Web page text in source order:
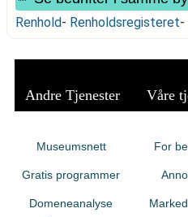
Renhold- Renholdsregisteret-
Andre Tjenester Våre
Museumsnett
Gratis programmer
Domeneanalyse
For